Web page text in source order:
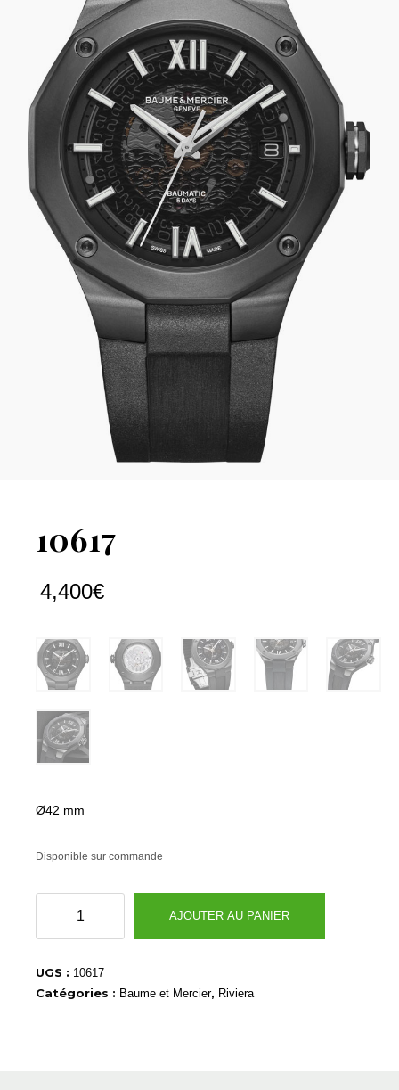
10617
4,400€
Ø42 mm
Disponible sur commande
10617
AJOUTER AU PANIER
UGS : 10617
Catégories : Baume et Mercier, Riviera